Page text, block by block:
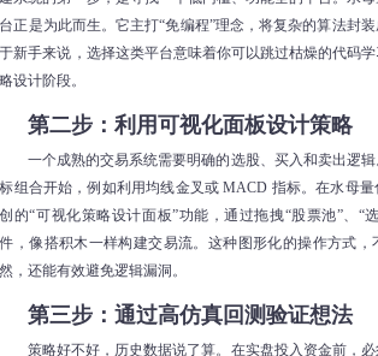
台正是为此而生。它主打“免编程”理念，将复杂的算法封
于新手来说，选择这类平台意味着你可以跳过枯燥的代码
略设计阶段。
第二步：利用可视化面板设计策略
一个成熟的交易系统需要明确的选股、买入和卖出逻
标组合开始，例如利用均线金叉或 MACD 指标。在水母
创的“可视化策略设计面板”功能，通过拖拽“股票池”、“
件，像搭积木一样构建交易流。这种图形化的操作方式，
然，还能有效避免逻辑漏洞。
第三步：通过高仿真回测验证想法
策略好不好，历史数据说了算。在实盘投入资金前，